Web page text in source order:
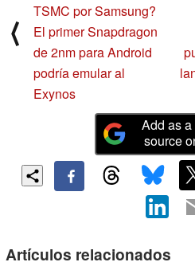
⟨
TSMC por Samsung?
El primer Snapdragon
de 2nm para Android
podría emular al
Exynos
Add as
source
Artículos relacionados